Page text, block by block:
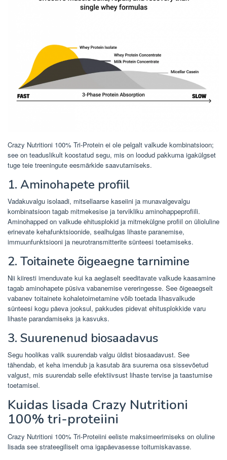
Crazy Nutritioni 100% Tri-Protein ei ole pelgalt valkude kombinatsioon;
see on teaduslikult koostatud segu, mis on loodud pakkuma igakülgset
tuge teie treeningute eesmärkide saavutamiseks.
1. Aminohapete profiil
Vadakuvalgu isolaadi, mitsellaarse kaseiini ja munavalgevalgu
kombinatsioon tagab mitmekesise ja tervikliku aminohappeprofiili.
Aminohapped on valkude ehitusplokid ja mitmekülgne profiil on ülioluline
erinevate kehafunktsioonide, sealhulgas lihaste paranemise,
immuunfunktsiooni ja neurotransmitterite sünteesi toetamiseks.
2. Toitainete õigeaegne tarnimine
Nii kiiresti imenduvate kui ka aeglaselt seeditavate valkude kaasamine
tagab aminohapete püsiva vabanemise vereringesse. See õigeaegselt
vabanev toitainete kohaletoimetamine võib toetada lihasvalkude
sünteesi kogu päeva jooksul, pakkudes pidevat ehitusplokkide varu
lihaste parandamiseks ja kasvuks.
3. Suurenenud biosaadavus
Segu hoolikas valik suurendab valgu üldist biosaadavust. See
tähendab, et keha imendub ja kasutab ära suurema osa sissevõetud
valgust, mis suurendab selle efektiivsust lihaste tervise ja taastumise
toetamisel.
Kuidas lisada Crazy Nutritioni
100% tri-proteiini
Crazy Nutritioni 100% Tri-Proteiini eeliste maksimeerimiseks on oluline
lisada see strateegiliselt oma igapäevasesse toitumiskavasse.